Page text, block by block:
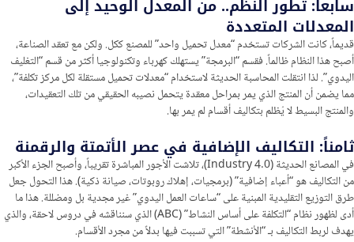
سابعاً: تطور النظم.. من المعدل الوحيد إلى
المعدلات المتعددة
قديماً، كانت الشركات تستخدم “معدل تحميل واحد” للمصنع ككل. ولكن مع تعقد الصناعة،
أصبح هذا النظام ظالماً. فقسم “البرمجة” يستهلك كهرباء وتكنولوجيا أكثر من قسم “التغليف
اليدوي”. لذا انتقلت المحاسبة الحديثة لاستخدام “معدلات تحميل مستقلة لكل مركز تكلفة”،
مما يضمن أن المنتج الذي يمر بمراحل معقدة يتحمل نصيبه الحقيقي من تلك التعقيدات،
والمنتج البسيط لا يُظلم بتكاليف أقسام لم يمر بها.
ثامناً: التكاليف الإضافية في عصر الأتمتة والرقمنة
في المصانع الحديثة (Industry 4.0)، تلاشت الأجور المباشرة تقريباً، وأصبح الجزء الأكبر
من التكاليف هو “أعباء إضافية” (برمجيات، إهلاك روبوتات، صيانة ذكية). هذا التحول جعل
طرق التوزيع التقليدية المبنية على “ساعات العمل اليدوي” غير مجدية بل ومضللة. هذا ما
أدى لظهور نظام “التكلفة على أساس النشاط” (ABC) الذي سنناقشه في دروس لاحقة، والذي
يهدف لربط التكاليف بـ “الأنشطة” التي تسببت فيها بدلاً من مجرد الأقسام.